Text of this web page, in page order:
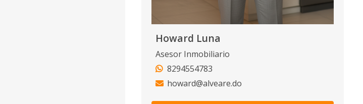
Howard Luna
Asesor Inmobiliario
8294554783
howard@alveare.do